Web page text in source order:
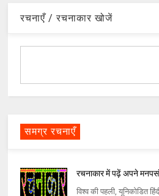
रचनाएँ / रचनाकार खोजें
समग्र रचनाएँ
रचनाकार में पढ़ें अपने
विश्व की पहली, यूनिकोडित